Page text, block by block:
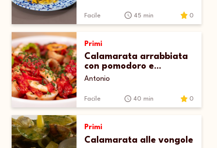
Facile 45 min 0
Primi
Calamarata arrabbiata
con pomodoro e
calamari
Antonio
Facile 40 min 0
Primi
Calamarata alle vongole